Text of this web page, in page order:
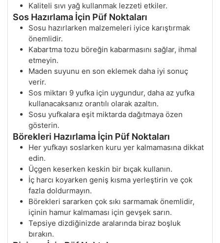
Kaliteli sıvı yağ kullanmak lezzeti etkiler.
Sos Hazırlama İçin Püf Noktaları
Sosu hazırlarken malzemeleri iyice karıştırmak
önemlidir.
Kabartma tozu böreğin kabarmasını sağlar, ihmal
etmeyin.
Maden suyunu en son eklemek daha iyi sonuç
verir.
Sos miktarı 9 yufka için uygundur, daha az yufka
kullanacaksanız orantılı olarak azaltın.
Sosu yufkalara eşit miktarda dağıtmaya özen
gösterin.
Börekleri Hazırlama İçin Püf Noktaları
Her yufkayı soslarken kuru yer kalmamasına dikkat
edin.
Üçgen keserken keskin bir bıçak kullanın.
İç harcı koyarken geniş kısma yerleştirin ve çok
fazla doldurmayın.
Börekleri sararken çok sıkı sarmamak önemlidir,
içinin hamur kalmaması için gevşek sarın.
Tepsiye dizdiğinizde aralarında biraz boşluk
bırakın.